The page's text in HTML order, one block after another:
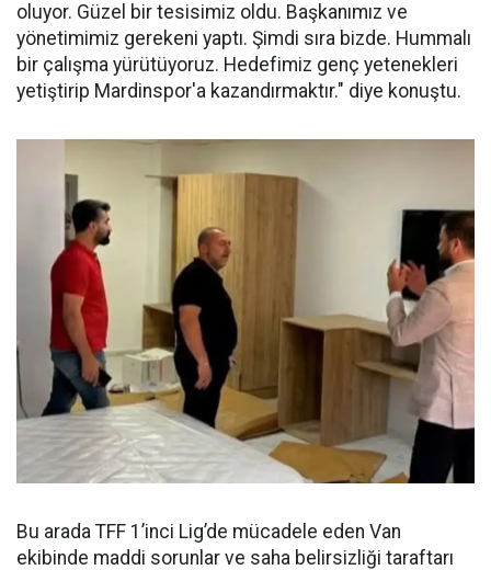
oluyor. Güzel bir tesisimiz oldu. Başkanımız ve
yönetimimiz gerekeni yaptı. Şimdi sıra bizde. Hummalı
bir çalışma yürütüyoruz. Hedefimiz genç yetenekleri
yetiştirip Mardinspor'a kazandırmaktır." diye konuştu.
Bu arada TFF 1’inci Lig’de mücadele eden Van
ekibinde maddi sorunlar ve saha belirsizliği taraftarı